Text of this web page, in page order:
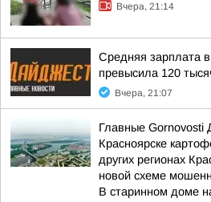
Вчера, 21:14
Средняя зарплата
превысила 120
Вчера, 21:07
Главные
Красноярске
других регионах
новой схеме
В старинном доме